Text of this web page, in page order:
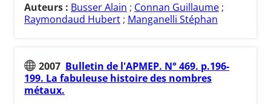
Auteurs : Busser Alain ; Connan Guillaume ;
Raymondaud Hubert ; Manganelli Stéphan
2007 Bulletin de l'APMEP. N° 469. p.196-
199. La fabuleuse histoire des nombres
métaux.